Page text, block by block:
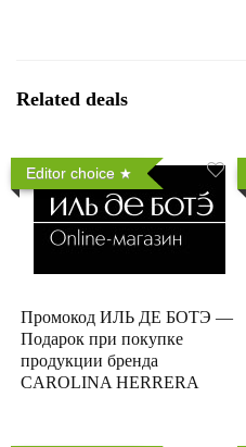
Related deals
Editor choice
Промокод ИЛЬ ДЕ БОТЭ —
Подарок при покупке
продукции бренда
CAROLINA HERRERA